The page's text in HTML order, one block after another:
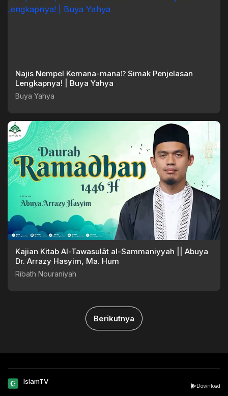
Najis Nempel Kemana-mana⁉️ Simak Penjelasan
Lengkapnya! | Buya Yahya
Buya Yahya
Kajian Kitab Al-Tawasulāt al-Sammaniyyah || Abuya
Dr. Arrazy Hasyim, Ma. Hum
Ribath Nouraniyah
Berikutnya
IslamTV
Download